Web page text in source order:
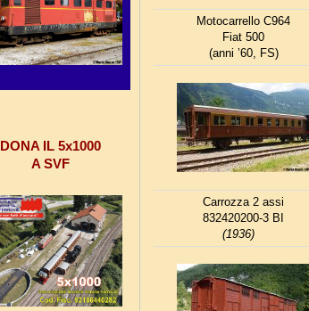
DONA IL 5x1000
A SVF
Motocarrello C964
Fiat 500
(anni ’60, FS)
Carrozza 2 assi
832420200-3 BI
(1936)